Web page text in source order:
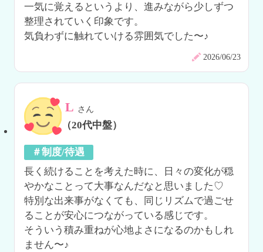
一気に覚えるというより、進みながら少しずつ
整理されていく印象です。
気負わずに触れていける雰囲気でした〜♪
2026/06/23
L さん
（20代中盤）
＃制度/待遇
長く続けることを考えた時に、日々の変化が穏
やかなことって大事なんだなと思いました♡
特別な出来事がなくても、同じリズムで過ごせ
ることが安心につながっている感じです。
そういう積み重ねが心地よさになるのかもしれ
ません〜♪